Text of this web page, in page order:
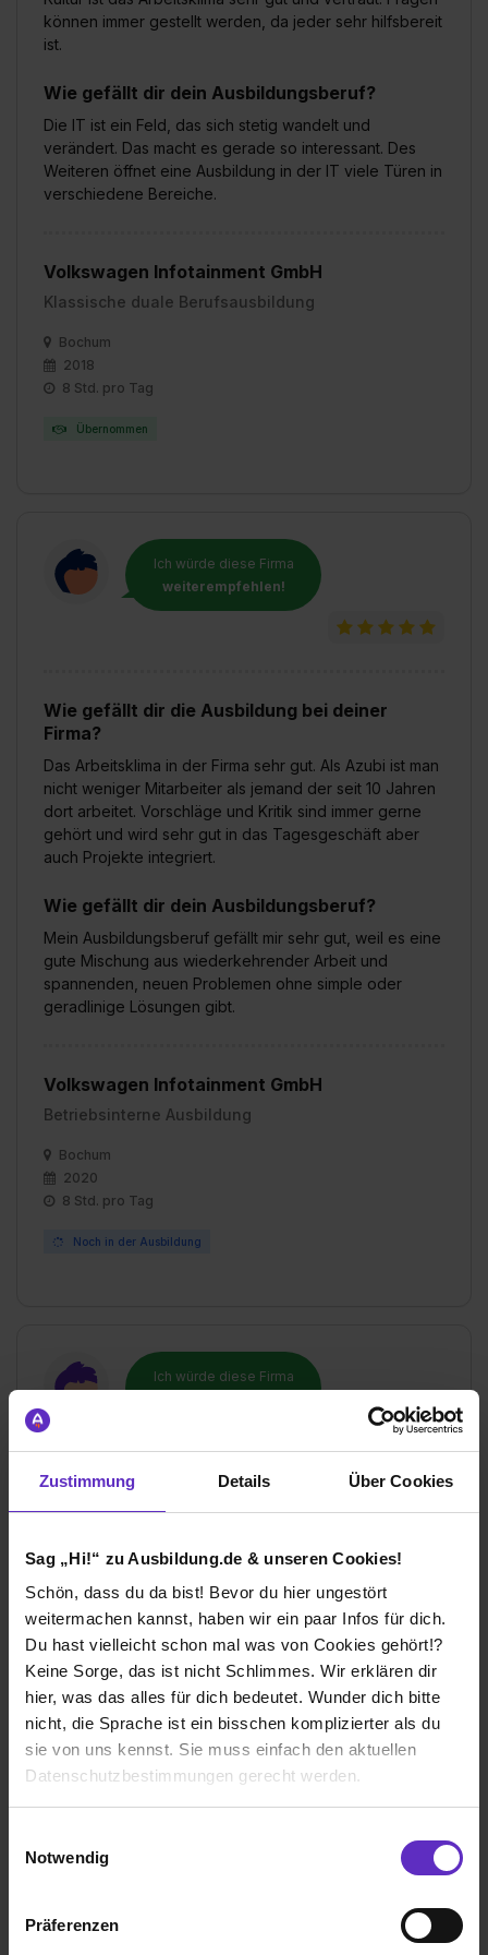
Zustimmung Details Über Cookies
Sag „Hi!“ zu Ausbildung.de & unseren Cookies!
Schön, dass du da bist! Bevor du hier ungestört
weitermachen kannst, haben wir ein paar Infos für dich.
Du hast vielleicht schon mal was von Cookies gehört!?
Keine Sorge, das ist nicht Schlimmes. Wir erklären dir
hier, was das alles für dich bedeutet. Wunder dich bitte
nicht, die Sprache ist ein bisschen komplizierter als du
sie von uns kennst. Sie muss einfach den aktuellen
Datenschutzbestimmungen gerecht werden.
Benutzung der Webseite getroffenen Einstellungen zu
Notwendig
Präferenzen
können immer gestellt werden, da jeder sehr hilfsbereit
ist.
Wie gefällt dir dein Ausbildungsberuf?
Die IT ist ein Feld, das sich stetig wandelt und
verändert. Das macht es gerade so interessant. Des
Weiteren öffnet eine Ausbildung in der IT viele Türen in
verschiedene Bereiche.
Volkswagen Infotainment GmbH
Klassische duale Berufsausbildung
Bochum
2018
8 Std. pro Tag
Übernommen
Ich würde diese Firma
weiterempfehlen!
Wie gefällt dir die Ausbildung bei deiner
Firma?
Das Arbeitsklima in der Firma sehr gut. Als Azubi ist man
nicht weniger Mitarbeiter als jemand der seit 10 Jahren
dort arbeitet. Vorschläge und Kritik sind immer gerne
gehört und wird sehr gut in das Tagesgeschäft aber
auch Projekte integriert.
Wie gefällt dir dein Ausbildungsberuf?
Mein Ausbildungsberuf gefällt mir sehr gut, weil es eine
gute Mischung aus wiederkehrender Arbeit und
spannenden, neuen Problemen ohne simple oder
geradlinige Lösungen gibt.
Volkswagen Infotainment GmbH
Betriebsinterne Ausbildung
Bochum
2020
8 Std. pro Tag
Noch in der Ausbildung
Ich würde diese Firma
Tag 1 an willkommen. Zudem herrscht eine super
Arbeitsatmosphäre und dadurch das man eigentlich
jeden im Office fragen kann und immer geholfen wird,
geht das erlenen dieses Berufes wie am Schnürchen.
Wie gefällt dir dein Ausbildungsberuf?
Mir persönlich macht mein Ausbildungsberuf sehr viel
Spaß, allein schon weil man soviel daraus für das
Volkswagen Infotainment GmbH